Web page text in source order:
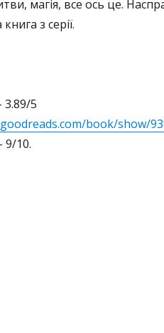
магія, все ось це.
з серії.
3.89/5
book/show/
9/10.